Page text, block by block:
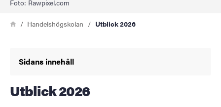
Foto: Rawpixel.com
Länkstig
HemHandelshögskolan Utblick 2026
Sidans innehåll
Utblick 2026